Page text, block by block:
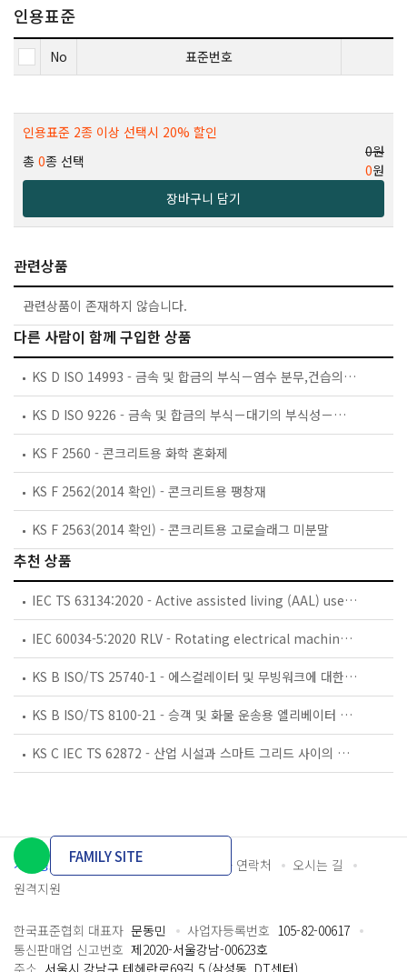
인용표준
No 표준번호
인용표준 2종 이상 선택시 20% 할인
총 0종 선택
0원
0원
장바구니 담기
관련상품
관련상품이 존재하지 않습니다.
다른 사람이 함께 구입한 상품
KS D ISO 14993 - 금속 및 합금의 부식－염수 분무,건습의 반복 사이클에 의한 가속 시험
KS D ISO 9226 - 금속 및 합금의 부식－대기의 부식성－부식성 평가를 위한 표준 시험편의 부식 속도 결정
KS F 2560 - 콘크리트용 화학 혼화제
KS F 2562(2014 확인) - 콘크리트용 팽창재
KS F 2563(2014 확인) - 콘크리트용 고로슬래그 미분말
추천 상품
IEC TS 63134:2020 - Active assisted living (AAL) use cases
IEC 60034-5:2020 RLV - Rotating electrical machines - Part 5: Degrees of protection provided by the integral design of rotating electrical machines (IP code) - Classification
KS B ISO/TS 25740-1 - 에스컬레이터 및 무빙워크에 대한 안전요건 — 제1부: 세계공통 필수 안전요건(GESRs)
KS B ISO/TS 8100-21 - 승객 및 화물 운송용 엘리베이터 —제21부: 세계공통 필수안전요건(GESRs)을 충족하는 세계공통 안전 파라미터(GSPs)
KS C IEC TS 62872 - 산업 시설과 스마트 그리드 사이의 산업 공정 측정, 제어 및 자동화 시스템 인터페이스
개인정보처리방침 이용약관 담당자 연락처
오시는 길
원격지원
FAMILY SITE
한국표준협회 대표자 문동민 사업자등록번호 105-82-00617
통신판매업 신고번호 제2020-서울강남-00623호
주소 서울시 강남구 테헤란로69길 5 (삼성동, DT센터)